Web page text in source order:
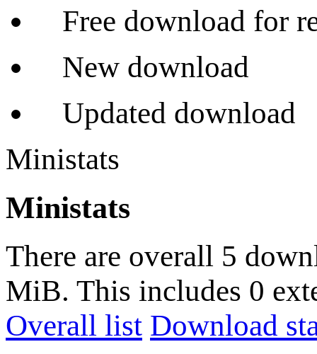
Free download for
New download
Updated download
Ministats
Ministats
There are overall 5
MiB. This includes 0
Overall list Download